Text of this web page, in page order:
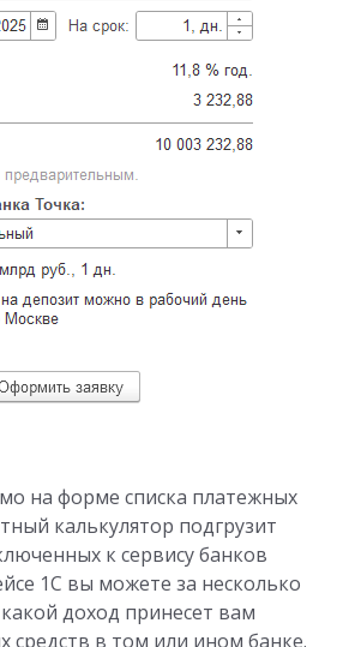
на форме списка платежных
калькулятор подгрузит
к сервису банков
1С вы можете за несколько
доход принесет вам
в том или ином банке.